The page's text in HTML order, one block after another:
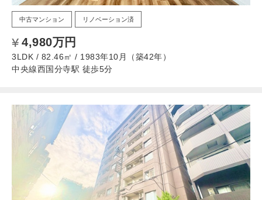
中古マンション リノベーション済
4,980万円
3LDK / 82.46㎡ / 1983年10月（築42年）
中央線西国分寺駅 徒歩5分